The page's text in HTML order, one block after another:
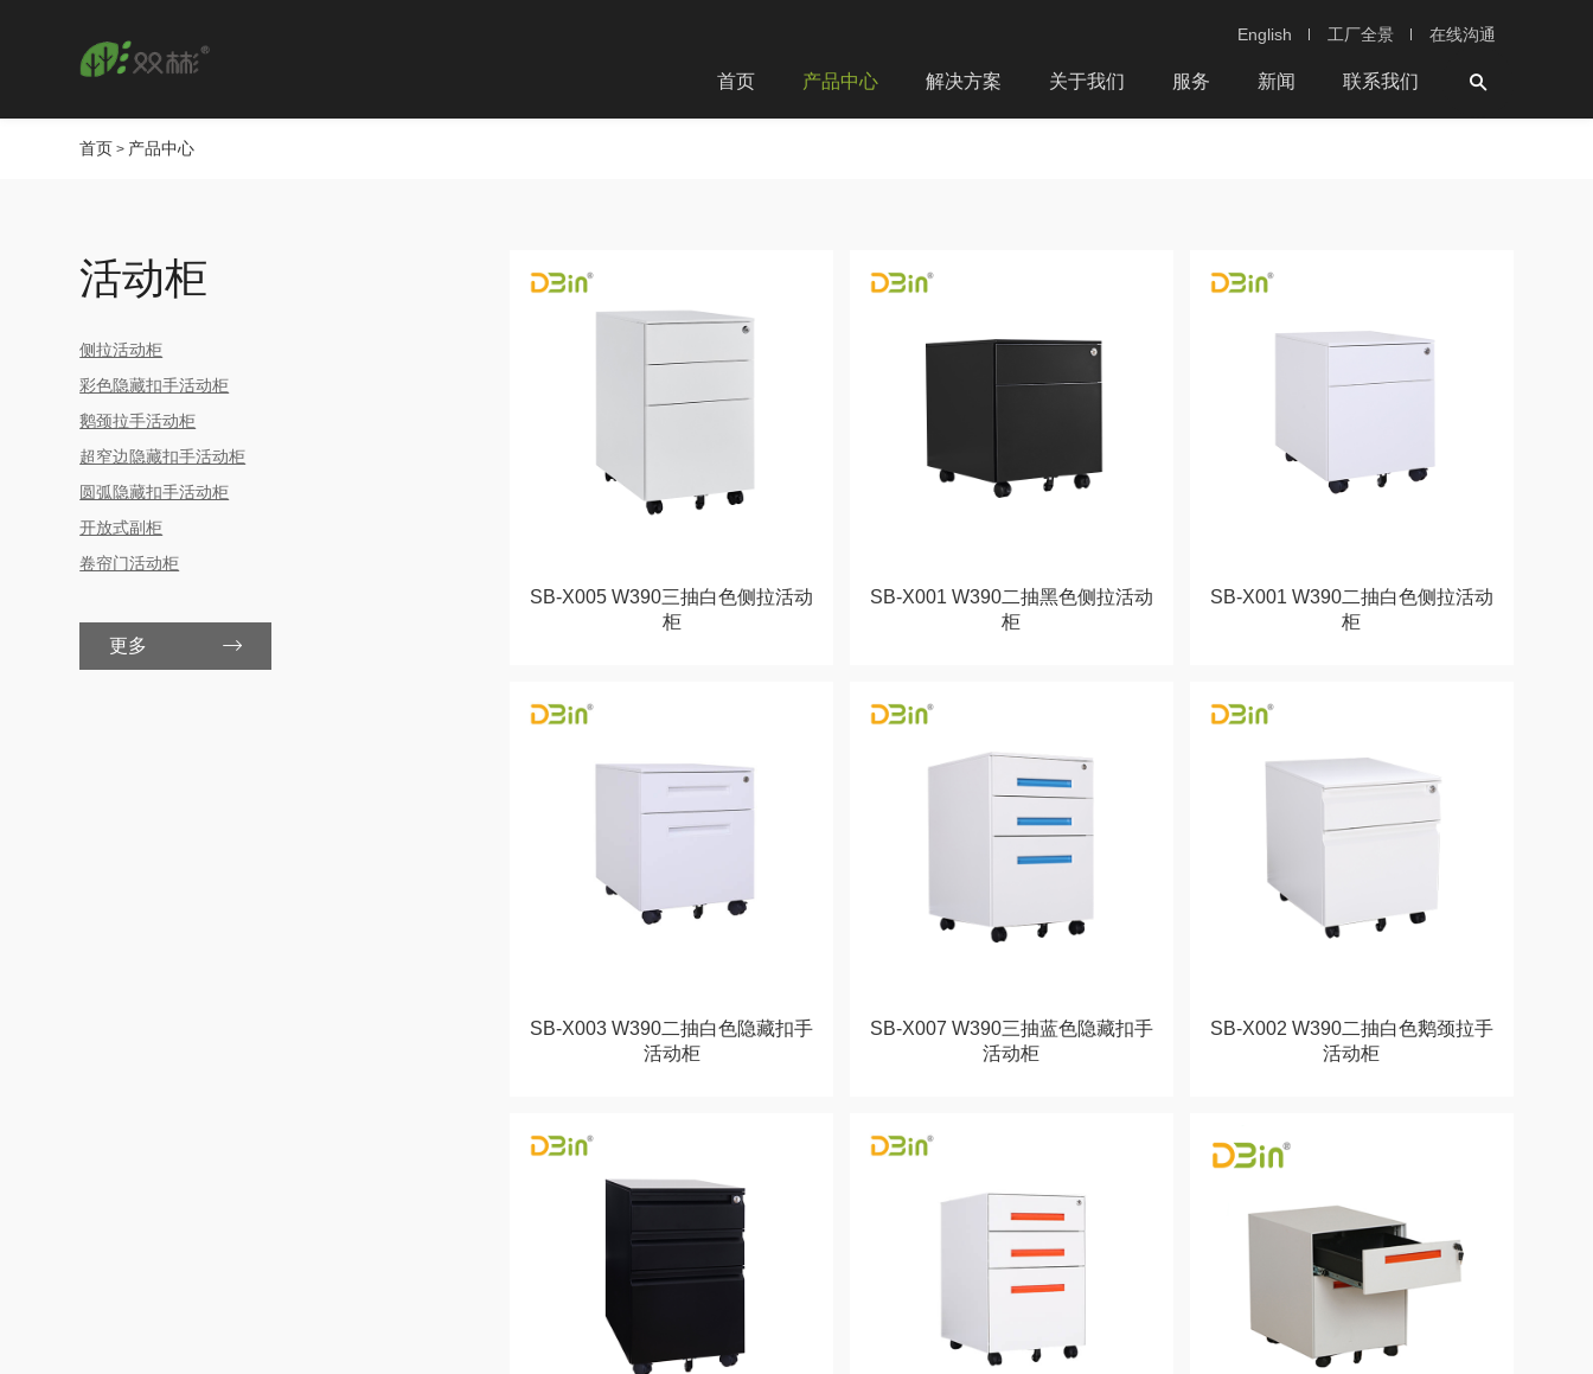
English 工厂全景 在线沟通
首页 产品中心 解决方案 关于我们 服务 新闻 联系我们
首页 > 产品中心
活动柜
侧拉活动柜
彩色隐藏扣手活动柜
鹅颈拉手活动柜
超窄边隐藏扣手活动柜
圆弧隐藏扣手活动柜
开放式副柜
卷帘门活动柜
更多
SB-X005 W390三抽白色侧拉活动
柜
SB-X001 W390二抽黑色侧拉活动
柜
SB-X001 W390二抽白色侧拉活动
柜
SB-X003 W390二抽白色隐藏扣手
活动柜
SB-X007 W390三抽蓝色隐藏扣手
活动柜
SB-X002 W390二抽白色鹅颈拉手
活动柜